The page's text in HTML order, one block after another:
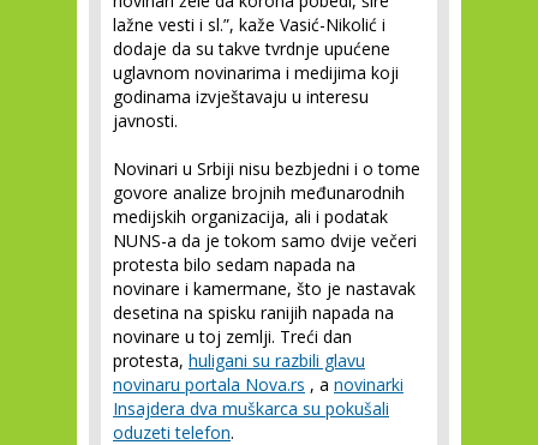
lažne vesti i sl.”, kaže Vasić-Nikolić i
dodaje da su takve tvrdnje upućene
uglavnom novinarima i medijima koji
godinama izvještavaju u interesu
javnosti.
Novinari u Srbiji nisu bezbjedni i o tome
govore analize brojnih međunarodnih
medijskih organizacija, ali i podatak
NUNS-a da je tokom samo dvije večeri
protesta bilo sedam napada na
novinare i kamermane, što je nastavak
desetina na spisku ranijih napada na
novinare u toj zemlji. Treći dan
protesta, huligani su razbili glavu
novinaru portala Nova.rs , a novinarki
Insajdera dva muškarca su pokušali
oduzeti telefon.